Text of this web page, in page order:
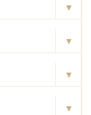
▾
▾
▾
▾